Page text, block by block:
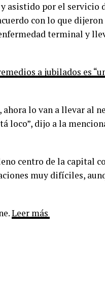
asistido por el servicio
con lo que
terminal y
a jubilados es
ahora lo van a llevar al
loco”, dijo a la
centro de la capital
muy difíciles,
Leer más